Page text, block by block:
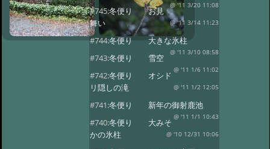
@ '11 3/20 11:08
#745:冬便り お見
舞い
@ '11 3/14 11:23
#744:冬便り 大きな氷柱
@ '11 3/10 08:58
#743:冬便り 雪空
@ '11 1/6 11:02
#742:冬便り オシド
リ隠しの滝
@ '11 1/2 12:05
#741:冬便り 新年の御射鹿池
@ '11 1/1 10:43
#740:冬便り 大みそ
かの氷柱
@ '10 12/31 10:06